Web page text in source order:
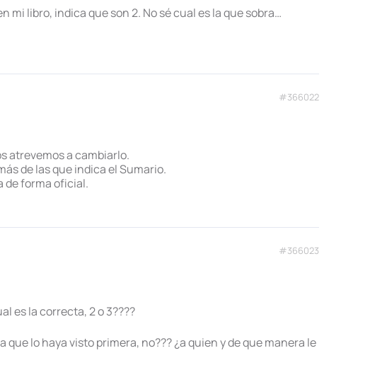
libro, indica que son 2. No sé cual es la que sobra…
#366022
atrevemos a cambiarlo.
de las que indica el Sumario.
de forma oficial.
#366023
es la correcta, 2 o 3????
lo haya visto primera, no??? ¿a quien y de que manera le